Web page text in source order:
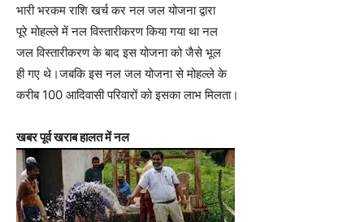
भारी भरकम राशि खर्च कर नल जल योजना द्वारा
पूरे मोहल्ले में नल विस्तारीकरण किया गया था नल
जल विस्तारीकरण के बाद इस योजना को जैसे भूल
ही गए थे।जबकि इस नल जल योजना से मोहल्ले के
करीब 100 आदिवासी परिवारों को इसका लाभ मिलता।
खबर पूर्व खराब हालत में नल